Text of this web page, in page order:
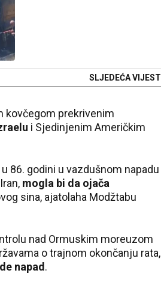
SLJEDEĆA VIJEST
kovčegom prekrivenim
i Sjedinjenim Američkim
86. godini u vazdušnom napadu
mogla bi da ojača
sina, ajatolaha Modžtabu
nad Ormuskim moreuzom
o trajnom okončanju rata,
napad .